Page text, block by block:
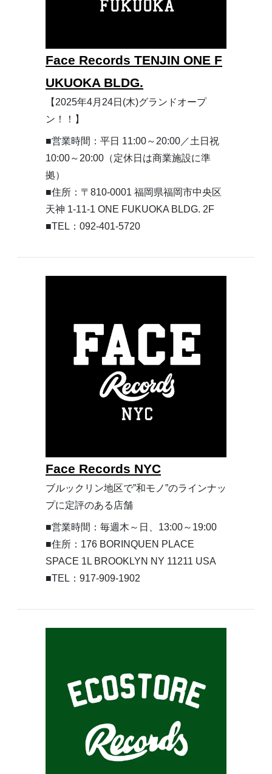
Face Records TENJIN ONE F
UKUOKA BLDG.
【2025年4月24日(木)グランドオープ
ン！！】
■営業時間：平日 11:00～20:00／土日祝
10:00～20:00（定休日は商業施設に準
拠）
■住所：〒810-0001 福岡県福岡市中央区
天神 1-11-1 ONE FUKUOKA BLDG. 2F
■TEL：092-401-5720
Face Records NYC
ブルックリン地区で”和モノ”のラインナッ
プに定評のある店舗
■営業時間：毎週木～日、13:00～19:00
■住所：176 BORINQUEN PLACE
SPACE 1L BROOKLYN NY 11211 USA
■TEL：917-909-1902